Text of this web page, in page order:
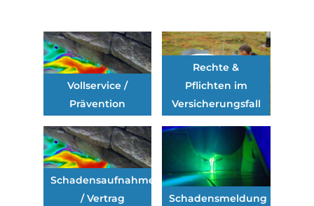
Vollservice /
Prävention
Rechte &
Pflichten im
Versicherungsfall
Schadensaufnahme
/ Vertrag
Schadensmeldung